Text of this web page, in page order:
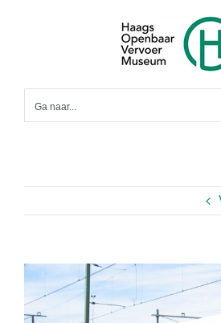
Ga naar...
grotere
afbeelding